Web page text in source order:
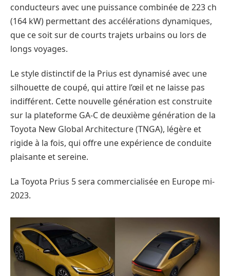
conducteurs avec une puissance combinée de 223 ch
(164 kW) permettant des accélérations dynamiques,
que ce soit sur de courts trajets urbains ou lors de
longs voyages.
Le style distinctif de la Prius est dynamisé avec une
silhouette de coupé, qui attire l’œil et ne laisse pas
indifférent. Cette nouvelle génération est construite
sur la plateforme GA-C de deuxième génération de la
Toyota New Global Architecture (TNGA), légère et
rigide à la fois, qui offre une expérience de conduite
plaisante et sereine.
La Toyota Prius 5 sera commercialisée en Europe mi-
2023.